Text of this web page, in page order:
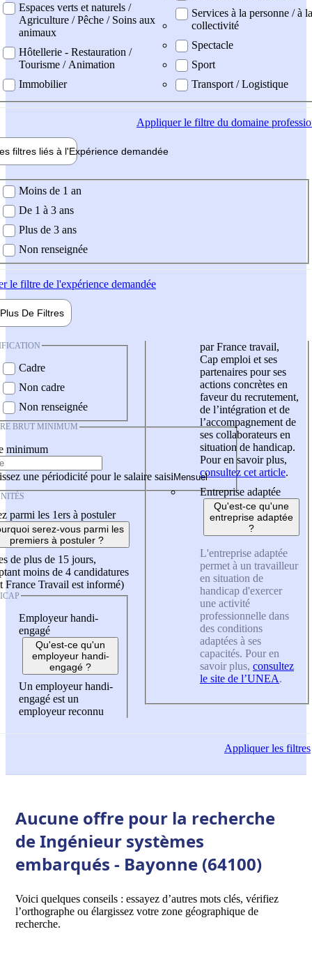
Espaces verts et naturels /
Agriculture / Pêche / Soins aux
animaux
Hôtellerie - Restauration /
Tourisme / Animation
Immobilier
Services à la personne / à la
collectivité
Spectacle
Sport
Transport / Logistique
Appliquerle filtre du domaine
filtres liés à l'Expérience demandée
demandée
Moins de 1 an
De 1 à 3 ans
Plus de 3 ans
Non renseignée
le filtre de l'expérience demandée
Plus De Filtres
Cadre
Non cadre
Non renseignée
BRUT MINIMUM
minimum
une périodicité pour le salaire saisi
parmi les 1ers à postuler
serez-vous parmi les
premiers à postuler ?
de plus de 15 jours,
moins de 4 candidatures
France Travail est informé)
Employeur handi-
engagé
Qu'est-ce qu'un
employeur handi-
engagé ?
Un employeur handi-
engagé est un
employeur reconnu
par France travail,
Cap emploi et ses
partenaires pour ses
actions concrètes en
faveur du recrutement,
de l’intégration et de
l’accompagnement de
ses collaborateurs en
situation de handicap.
Pour en savoir plus,
consultez cet article.
Entreprise adaptée
Qu'est-ce qu'une
entreprise adaptée
?
L'entreprise adaptée
permet à un travailleur
en situation de
handicap d'exercer
une activité
professionnelle dans
des conditions
adaptées à ses
capacités. Pour en
savoir plus, consultez
le site de l’UNEA.
Appliquerles filtres
Aucune offre pour la recherche
de Ingénieur systèmes
embarqués - Bayonne (64100)
Voici quelques conseils : essayez d’autres mots clés, vérifiez
l’orthographe ou élargissez votre zone géographique de
recherche.